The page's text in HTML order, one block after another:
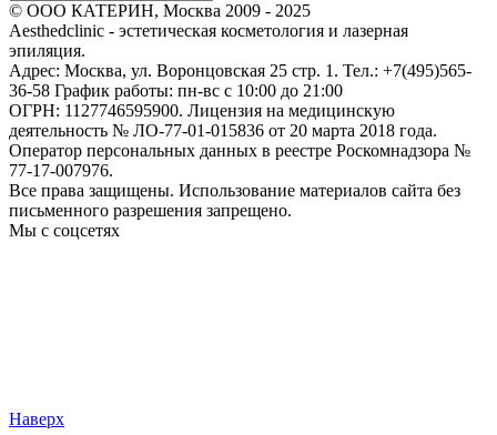
© ООО КАТЕРИН, Москва 2009 - 2025
Aesthedclinic - эстетическая косметология и лазерная
эпиляция.
Адрес: Москва, ул. Воронцовская 25 стр. 1. Тел.: +7(495)565-
36-58 График работы: пн-вс c 10:00 до 21:00
ОГРН: 1127746595900. Лицензия на медицинскую
деятельность № ЛО-77-01-015836 от 20 марта 2018 года.
Оператор персональных данных в реестре Роскомнадзора №
77-17-007976.
Все права защищены. Использование материалов сайта без
письменного разрешения запрещено.
Мы с соцсетях
Наверх